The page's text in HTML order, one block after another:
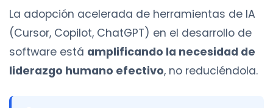
La adopción acelerada de herramientas de IA
(Cursor, Copilot, ChatGPT) en el desarrollo de
software está amplificando la necesidad de
liderazgo humano efectivo, no reduciéndola.